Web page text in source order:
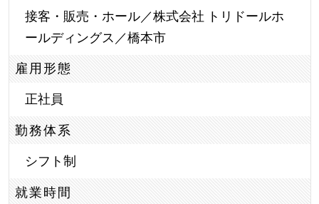
接客・販売・ホール／株式会社 トリドールホ
ールディングス／橋本市
雇用形態
正社員
勤務体系
シフト制
就業時間